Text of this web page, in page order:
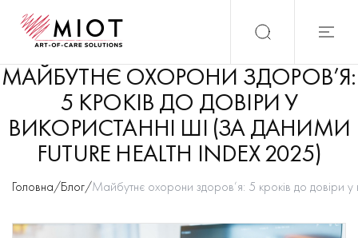
МАЙБУТНЄ ОХОРОНИ ЗДОРОВ’Я:
5 КРОКІВ ДО ДОВІРИ У
ВИКОРИСТАННІ ШІ (ЗА ДАНИМИ
FUTURE HEALTH INDEX 2025)
Головна/Блог/Майбутнє охорони здоров’я: 5 кроків до довіри